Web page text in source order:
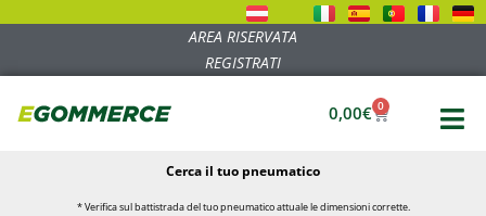
AREA RISERVATA
REGISTRATI
0,00€ 0
Cerca il tuo pneumatico
* Verifica sul battistrada del tuo pneumatico attuale le dimensioni corrette.